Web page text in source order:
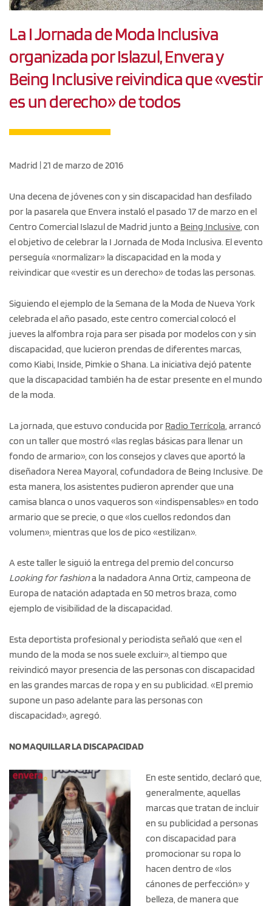
La I Jornada de Moda Inclusiva
organizada por Islazul, Envera y
Being Inclusive reivindica que «vestir
es un derecho» de todos
Madrid | 21 de marzo de 2016
Una decena de jóvenes con y sin discapacidad han desfilado
por la pasarela que Envera instaló el pasado 17 de marzo en el
Centro Comercial Islazul de Madrid junto a Being Inclusive , con
el objetivo de celebrar la I Jornada de Moda Inclusiva. El evento
perseguía «normalizar» la discapacidad en la moda y
reivindicar que «vestir es un derecho» de todas las personas.
Siguiendo el ejemplo de la Semana de la Moda de Nueva York
celebrada el año pasado, este centro comercial colocó el
jueves la alfombra roja para ser pisada por modelos con y sin
discapacidad, que lucieron prendas de diferentes marcas,
como Kiabi, Inside, Pimkie o Shana. La iniciativa dejó patente
que la discapacidad también ha de estar presente en el mundo
de la moda.
La jornada, que estuvo conducida por Radio Terrícola , arrancó
con un taller que mostró «las reglas básicas para llenar un
fondo de armario», con los consejos y claves que aportó la
diseñadora Nerea Mayoral, cofundadora de Being Inclusive. De
esta manera, los asistentes pudieron aprender que una
camisa blanca o unos vaqueros son «indispensables» en todo
armario que se precie, o que «los cuellos redondos dan
volumen», mientras que los de pico «estilizan».
A este taller le siguió la entrega del premio del concurso
Looking for fashiona la nadadora Anna Ortiz, campeona de
Europa de natación adaptada en 50 metros braza, como
ejemplo de visibilidad de la discapacidad.
Esta deportista profesional y periodista señaló que «en el
mundo de la moda se nos suele excluir», al tiempo que
reivindicó mayor presencia de las personas con discapacidad
en las grandes marcas de ropa y en su publicidad. «El premio
supone un paso adelante para las personas con
discapacidad», agregó.
NO MAQUILLAR LA DISCAPACIDAD
En este sentido, declaró que,
generalmente, aquellas
marcas que tratan de incluir
en su publicidad a personas
con discapacidad para
promocionar su ropa lo
hacen dentro de «los
cánones de perfección» y
belleza, de manera que